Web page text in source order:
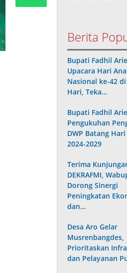
Berita
Bupati Fadhil
Upacara Hari
Nasional ke-42
Hari, Teka…
Bupati Fadhil
Pengukuhan
DWP Batang
2024-2029
Terima
DEKRAFMI,
Dorong Sinergi
Peningkatan
dan…
Desa Aro Gelar
Musrenbangdes,
Prioritaskan
dan Pelayanan